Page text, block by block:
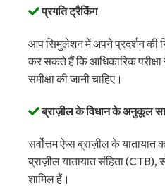
प्रगति ट्रैकिंग
आप सिमुलेशन में अपने प्रदर्शन की
कर सकते हैं कि आधिकारिक
समीक्षा की जानी चाहिए।
ब्राज़ील के विधान के अनुकूल
सर्वोत्तम ऐप्स ब्राज़ील के
ब्राज़ील यातायात संहिता
शामिल हैं।